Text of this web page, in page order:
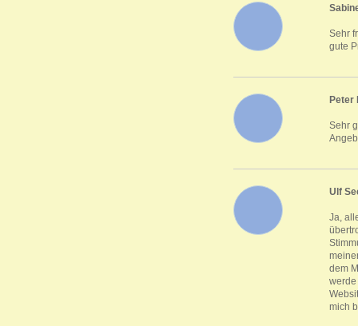
Sehr
gute
Peter
Sehr
Ulf
Ja,
dem
werde
mich